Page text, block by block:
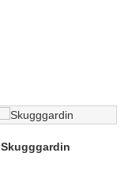
Skugggardin